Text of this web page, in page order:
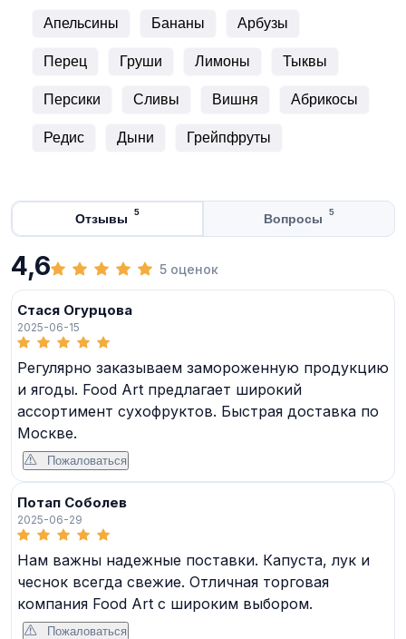
Апельсины Бананы Арбузы
Перец Груши Лимоны Тыквы
Персики Сливы Вишня Абрикосы
Редис Дыни Грейпфруты
Отзывы 5 Вопросы 5
4,6 5 оценок
Стася Огурцова
2025-06-15
Регулярно заказываем замороженную продукцию
и ягоды. Food Art предлагает широкий
ассортимент сухофруктов. Быстрая доставка по
Москве.
Пожаловаться
Потап Соболев
2025-06-29
Нам важны надежные поставки. Капуста, лук и
чеснок всегда свежие. Отличная торговая
компания Food Art с широким выбором.
Пожаловаться